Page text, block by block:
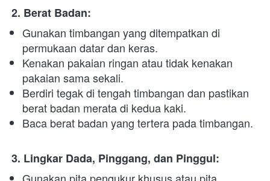
2. Berat Badan:
Gunakan timbangan yang ditempatkan di
permukaan datar dan keras.
Kenakan pakaian ringan atau tidak kenakan
pakaian sama sekali.
Berdiri tegak di tengah timbangan dan pastikan
berat badan merata di kedua kaki.
Baca berat badan yang tertera pada timbangan.
3. Lingkar Dada, Pinggang, dan Pinggul: